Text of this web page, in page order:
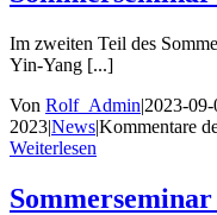
Im zweiten Teil des
Yin-Yang [...]
Von Rolf_Admin|2023-
2023|News|Kommentare
Weiterlesen
Sommerseminar